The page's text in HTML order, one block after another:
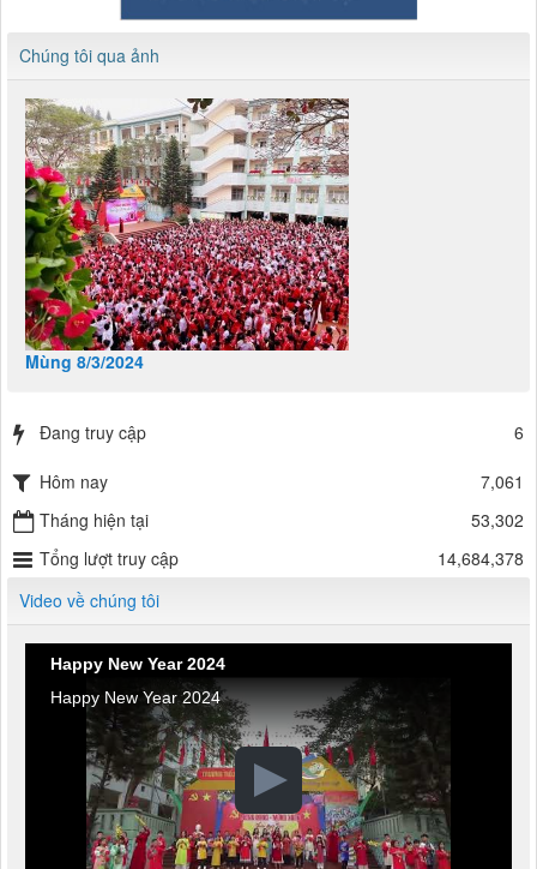
Chúng tôi qua ảnh
Mùng 8/3/2024
Đang truy cập 6
Hôm nay
7,061
Tháng hiện tại
53,302
Tổng lượt truy cập
14,684,378
Video về chúng tôi
Happy New Year 2024
Happy New Year 2024